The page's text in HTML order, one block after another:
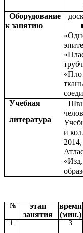
Оборудование
к занятию
Учебная
литература
и
№
этап
занятия
время
(мин.)
1. 3